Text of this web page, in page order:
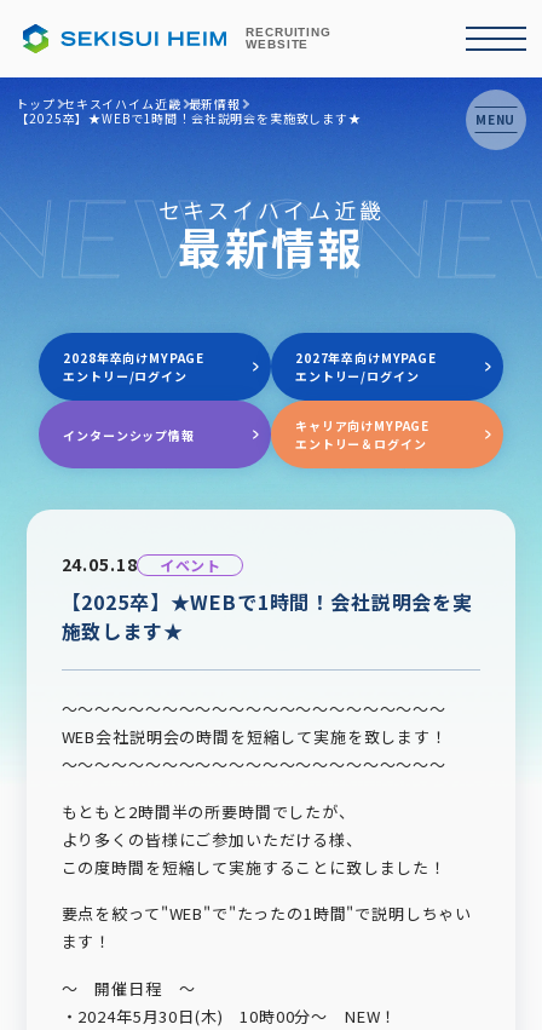
RECRUITING
WEBSITE
MENU
トップ セキスイハイム近畿 最新情報
【2025卒】★WEBで1時間！会社説明会を実施致します★
セキスイハイム近畿
最新情報
2028年卒向けMYPAGE
エントリー/ログイン
2027年卒向けMYPAGE
エントリー/ログイン
インターンシップ情報
キャリア向けMYPAGE
エントリー＆ログイン
24.05.18 イベント
【2025卒】★WEBで1時間！会社説明会を実
施致します★
～～～～～～～～～～～～～～～～～～～～～～～
WEB会社説明会の時間を短縮して実施を致します！
～～～～～～～～～～～～～～～～～～～～～～～
もともと2時間半の所要時間でしたが、
より多くの皆様にご参加いただける様、
この度時間を短縮して実施することに致しました！
要点を絞って"WEB"で"たったの1時間"で説明しちゃい
ます！
～ 開催日程 ～
・2024年5月30日(木) 10時00分～ NEW！